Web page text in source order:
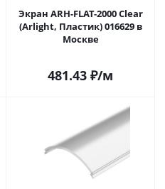
Экран ARH-FLAT-2000 Clear
(Arlight, Пластик) 016629 в
Москве
481.43 ₽/м